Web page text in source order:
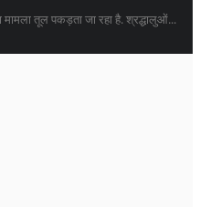
मामला तूल पकड़ता जा रहा है. श्रद्धालुओं...